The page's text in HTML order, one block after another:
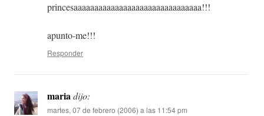
princesaaaaaaaaaaaaaaaaaaaaaaaaaaaaaaa!!!
apunto-me!!!
Responder
mariadijo:
martes, 07 de febrero (2006) a las 11:54 pm